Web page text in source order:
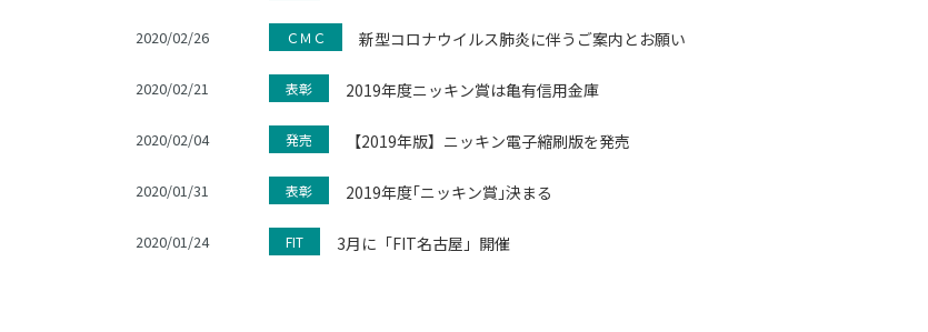
2020/02/26 ＣＭＣ 新型コロナウイルス肺炎に伴うご案内とお願い
2020/02/21 表彰 2019年度ニッキン賞は亀有信用金庫
2020/02/04 発売 【2019年版】ニッキン電子縮刷版を発売
2020/01/31 表彰 2019年度｢ニッキン賞｣決まる
2020/01/24 FIT 3月に「FIT名古屋」開催